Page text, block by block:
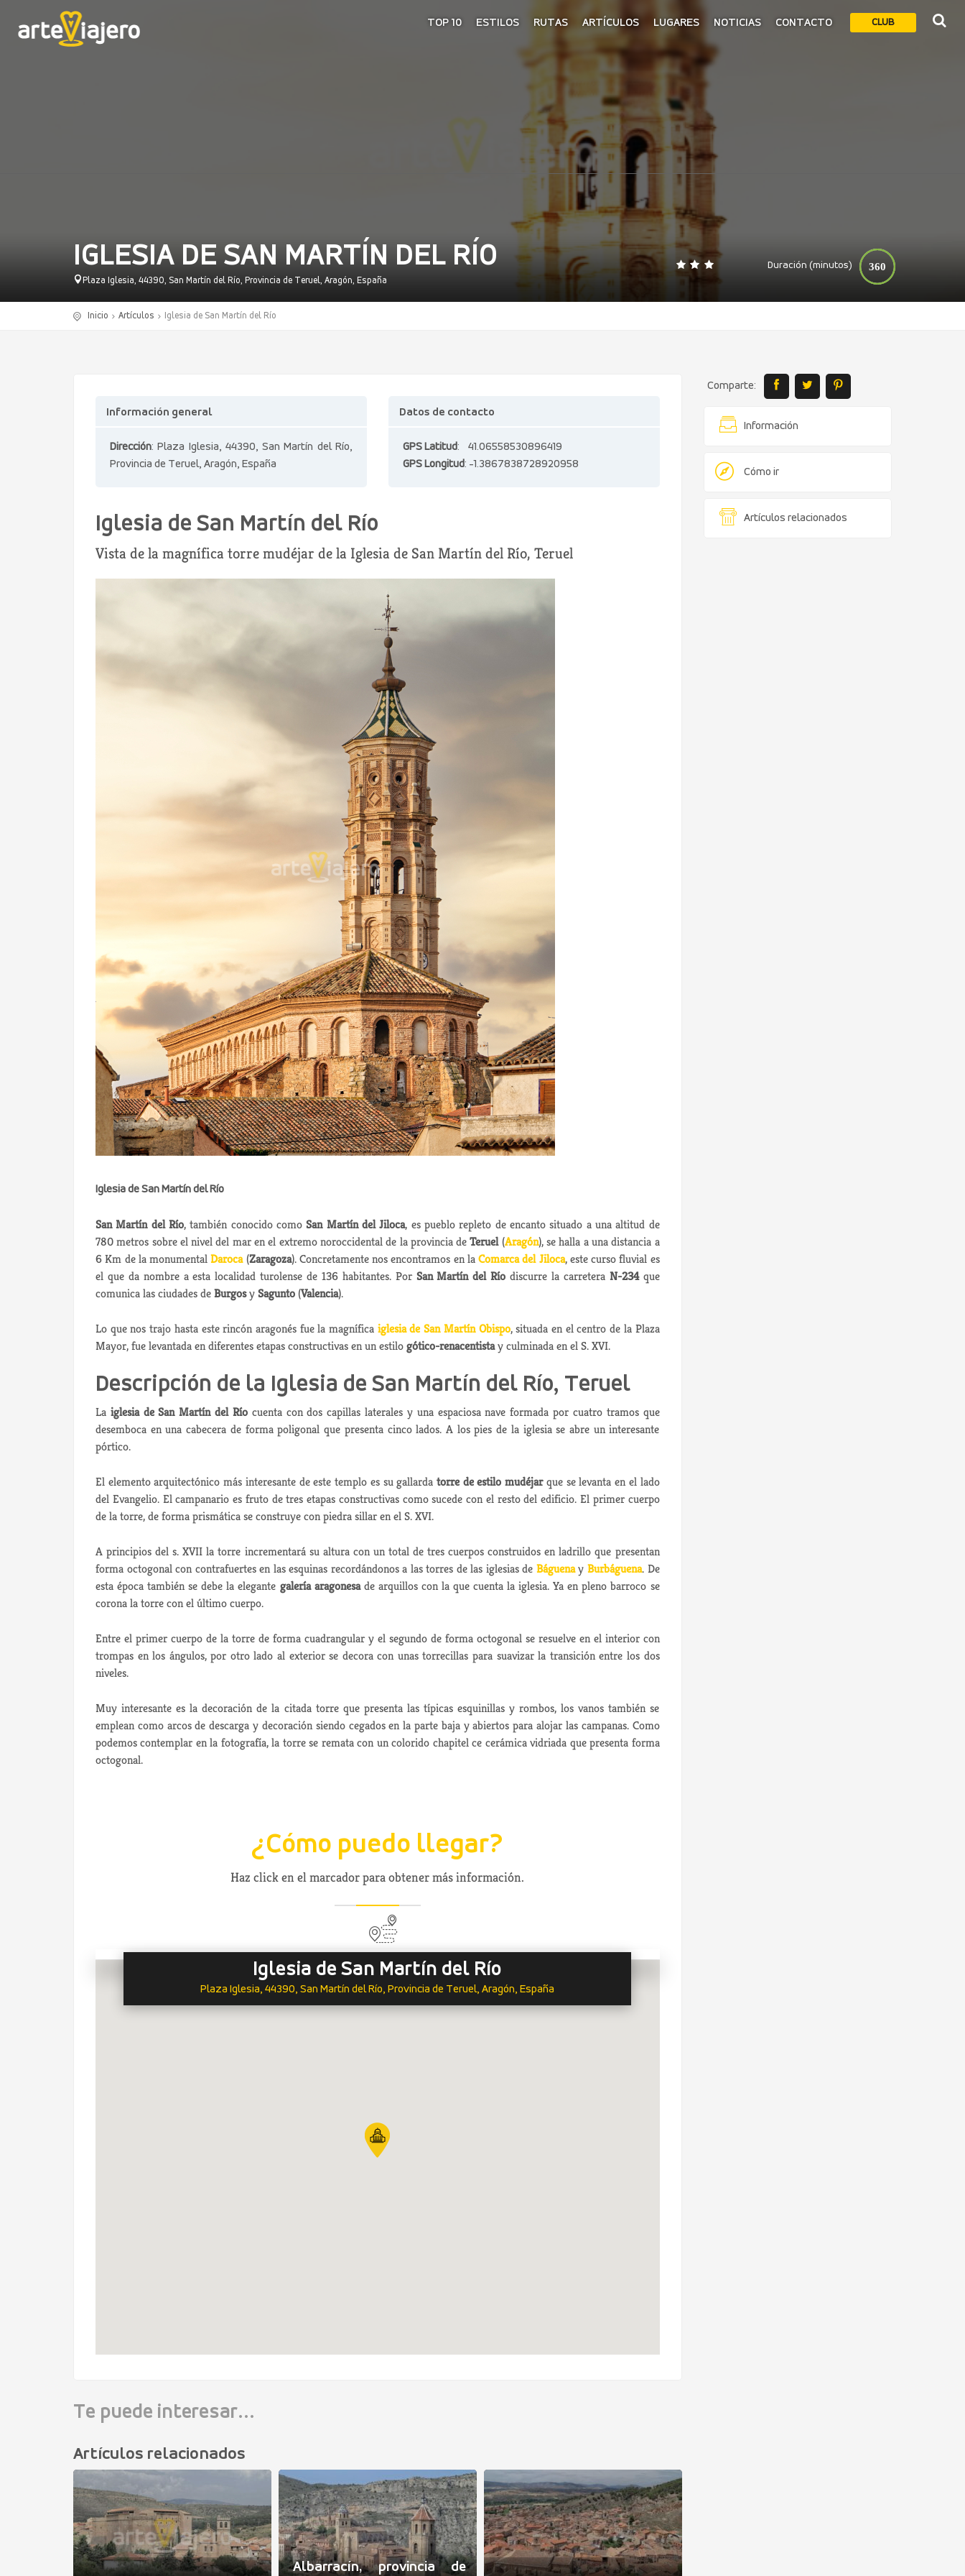
CLUB
TOP 10 ESTILOS RUTAS ARTÍCULOS LUGARES NOTICIAS CONTACTO
IGLESIA DE SAN MARTÍN DEL RÍO
Plaza Iglesia, 44390, San Martín del Río, Provincia de Teruel, Aragón, España
Duración (minutos) 360
0 140
Inicio Artículos Iglesia de San Martín del Río
Comparte:
Información
Cómo ir
Artículos relacionados
Información general
Dirección: Plaza Iglesia, 44390, San Martín del Río,
Provincia de Teruel, Aragón, España
Datos de contacto
GPS Latitud: 41.06558530896419
GPS Longitud: -1.3867838728920958
Iglesia de San Martín del Río
Vista de la magnífica torre mudéjar de la Iglesia de San Martín del Río, Teruel
Iglesia de San Martín del Río
San Martín del Río, también conocido comoSan Martín del Jiloca, es pueblo repleto de encanto situado a una altitud de
780 metros sobre el nivel del mar en el extremo noroccidental de la provincia deTeruel(Aragón), se halla a una distancia a
6 Km de la monumentalDaroca(Zaragoza). Concretamente nos encontramos en laComarca del Jiloca, este curso fluvial es
el que da nombre a esta localidad turolense de 136 habitantes. Por San Martín del Río discurre la carretera N-234que
comunica las ciudades deBurgosySagunto(Valencia).
Lo que nos trajo hasta este rincón aragonés fue la magnífica iglesia de San Martín Obispo, situada en el centro de la Plaza
Mayor, fue levantada en diferentes etapas constructivas en un estilogótico-renacentistay culminada en el S. XVI.
Descripción de la Iglesia de San Martín del Río, Teruel
La iglesia de San Martín del Ríocuenta con dos capillas laterales y una espaciosa nave formada por cuatro tramos que
desemboca en una cabecera de forma poligonal que presenta cinco lados. A los pies de la iglesia se abre un interesante
pórtico.
El elemento arquitectónico más interesante de este templo es su gallarda torre de estilo mudéjarque se levanta en el lado
del Evangelio. El campanario es fruto de tres etapas constructivas como sucede con el resto del edificio. El primer cuerpo
de la torre, de forma prismática se construye con piedra sillar en el S. XVI.
A principios del s. XVII la torre incrementará su altura con un total de tres cuerpos construidos en ladrillo que presentan
forma octogonal con contrafuertes en las esquinas recordándonos a las torres de las iglesias de Báguenay Burbáguena. De
esta época también se debe la elegante galería aragonesade arquillos con la que cuenta la iglesia. Ya en pleno barroco se
corona la torre con el último cuerpo.
Entre el primer cuerpo de la torre de forma cuadrangular y el segundo de forma octogonal se resuelve en el interior con
trompas en los ángulos, por otro lado al exterior se decora con unas torrecillas para suavizar la transición entre los dos
niveles.
Muy interesante es la decoración de la citada torre que presenta las típicas esquinillas y rombos, los vanos también se
emplean como arcos de descarga y decoración siendo cegados en la parte baja y abiertos para alojar las campanas. Como
podemos contemplar en la fotografía, la torre se remata con un colorido chapitel ce cerámica vidriada que presenta forma
octogonal.
¿Cómo puedo llegar?
Haz click en el marcador para obtener más información.
Iglesia de San Martín del Río
Plaza Iglesia, 44390, San Martín del Río, Provincia de Teruel, Aragón, España
Te puede interesar...
Artículos relacionados
Albarracín, provincia de